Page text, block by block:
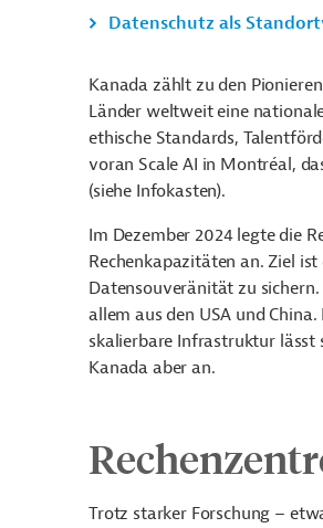
Datenschutz als
Kanada zählt zu den
Länder weltweit eine
ethische Standards,
voran Scale AI in Montréal,
(siehe Infokasten).
Im Dezember 2024 legte die
Rechenkapazitäten an. Ziel
Datensouveränität zu
allem aus den USA und
skalierbare Infrastruktur lässt
Kanada aber an.
Trotz starker Forschung –